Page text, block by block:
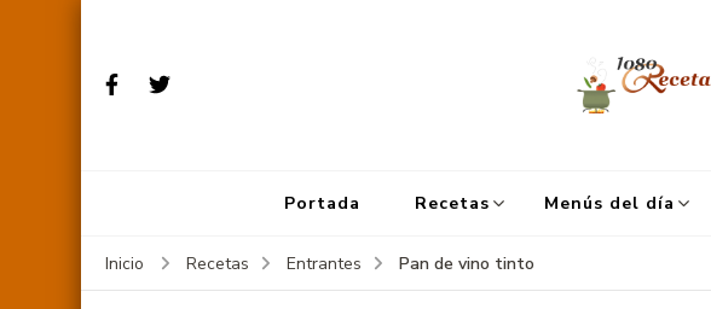
Portada Recetas Menús del día
Inicio Recetas Entrantes Pan de vino tinto